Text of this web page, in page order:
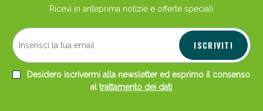
Ricevi in anteprima notizie e offerte speciali
ISCRIVITI
Desidero iscrivermi alla newsletter ed esprimo il consenso
altrattamento dei dati